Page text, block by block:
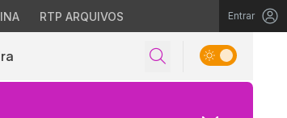
RTP ARQUIVOS Entrar